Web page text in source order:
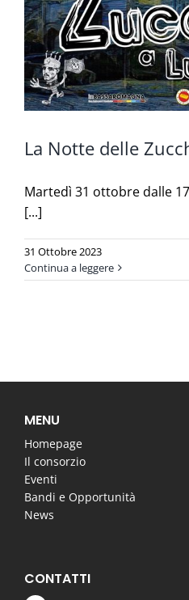
La Notte delle
Martedì 31 ottobre dalle
[...]
31 Ottobre 2023
Continua a leggere
MENU
Homepage
Il consorzio
Eventi
Bandi e Opportunità
News
CONTATTI